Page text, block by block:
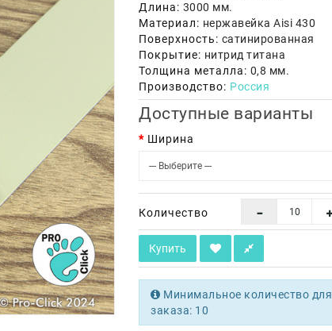
Длина: 3000 мм.
Материал: нержавейка Aisi 430
Поверхность: сатинированная
Покрытие: нитрид титана
Толщина металла: 0,8 мм.
Производство: Россия
Доступные варианты
Ширина
Количество
Купить
Минимальное количество для
заказа: 10